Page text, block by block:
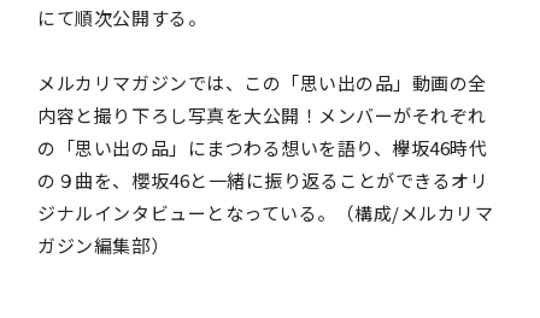
にて順次公開する。
メルカリマガジンでは、この「思い出の品」動画の全
内容と撮り下ろし写真を大公開！メンバーがそれぞれ
の「思い出の品」にまつわる想いを語り、欅坂46時代
の９曲を、櫻坂46と一緒に振り返ることができるオリ
ジナルインタビューとなっている。（構成/メルカリマ
ガジン編集部）